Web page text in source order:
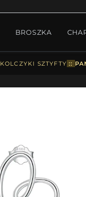
BROSZKA
KOLCZYKI SZTYFTY ::